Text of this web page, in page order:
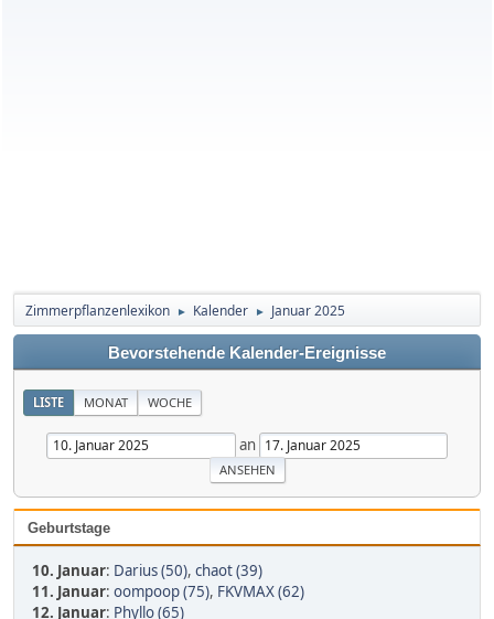
Zimmerpflanzenlexikon ► Kalender ► Januar 2025
Bevorstehende Kalender-Ereignisse
LISTE MONAT WOCHE
an
Geburtstage
10. Januar: Darius (50), chaot (39)
11. Januar: oompoop (75), FKVMAX (62)
12. Januar: Phyllo (65)